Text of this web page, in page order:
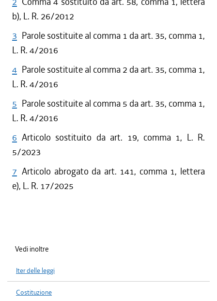
b), L. R. 26/2012
3 Parole sostituite al comma 1 da art. 35, comma 1,
L. R. 4/2016
4 Parole sostituite al comma 2 da art. 35, comma 1,
L. R. 4/2016
5 Parole sostituite al comma 5 da art. 35, comma 1,
L. R. 4/2016
6 Articolo sostituito da art. 19, comma 1, L. R.
5/2023
7 Articolo abrogato da art. 141, comma 1, lettera
e), L. R. 17/2025
Vedi inoltre
Iter delle leggi
Costituzione